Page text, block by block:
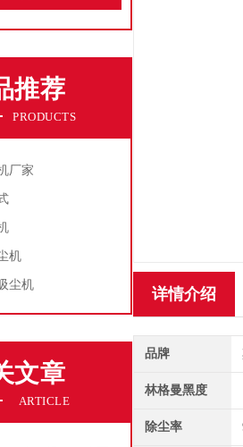
推荐
PRODUCTS
厂家
机
尘机
文章
ARTICLE
详情介绍
品牌
林格曼黑度
除尘率